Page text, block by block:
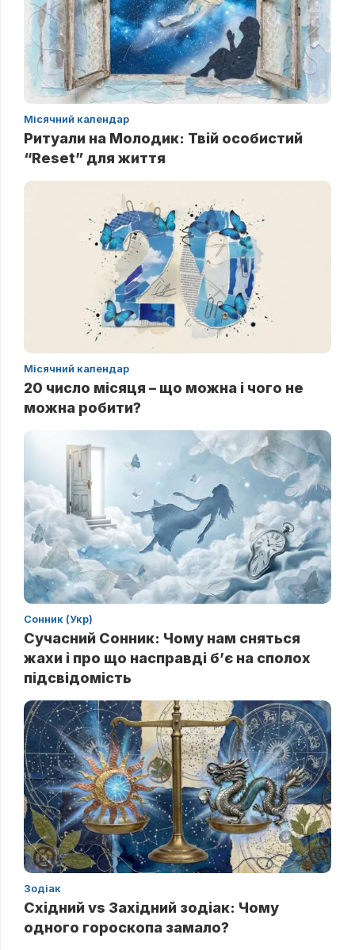
Місячний календар
Ритуали на Молодик: Твій особистий
“Reset” для життя
Місячний календар
20 число місяця – що можна і чого не
можна робити?
Сонник (Укр)
Сучасний Сонник: Чому нам сняться
жахи і про що насправді б’є на сполох
підсвідомість
Зодіак
Східний vs Західний зодіак: Чому
одного гороскопа замало?